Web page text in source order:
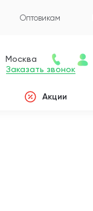
Оптовикам
Заказать звонок
Москва
Акции